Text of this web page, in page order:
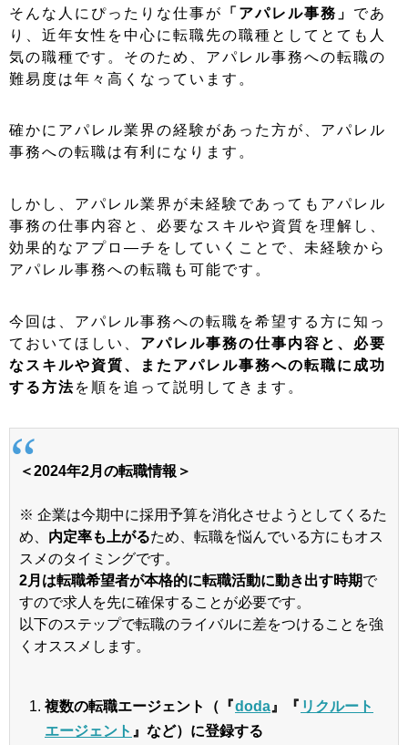
そんな人にぴったりな仕事が 「アパレル事務」 であ
り、近年女性を中心に転職先の職種としてとても人
気の職種です。そのため、アパレル事務への転職の
難易度は年々高くなっています。
確かにアパレル業界の経験があった方が、アパレル
事務への転職は有利になります。
しかし、アパレル業界が未経験であってもアパレル
事務の仕事内容と、必要なスキルや資質を理解し、
効果的なアプロ―チをしていくことで、未経験から
アパレル事務への転職も可能です。
今回は、アパレル事務への転職を希望する方に知っ
ておいてほしい、 アパレル事務の仕事内容と、必要
なスキルや資質、またアパレル事務への転職に成功
する方法を順を追って説明してきます。
＜2024年2月の転職情報＞
※ 企業は今期中に採用予算を消化させようとしてくるた
め、 内定率も上がるため、転職を悩んでいる方にもオス
スメのタイミングです。
2月は転職希望者が本格的に転職活動に動き出す時期で
すので求人を先に確保することが必要です。
以下のステップで転職のライバルに差をつけることを強
くオススメします。
複数の転職エージェント（『doda 』『 リクルート
エージェント 』など）に登録する